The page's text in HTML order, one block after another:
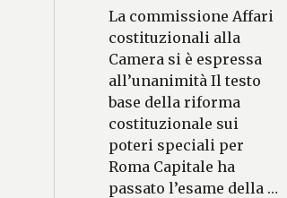
La commissione Affari
costituzionali alla
Camera si è espressa
all’unanimità Il testo
base della riforma
costituzionale sui
poteri speciali per
Roma Capitale ha
passato l’esame della …